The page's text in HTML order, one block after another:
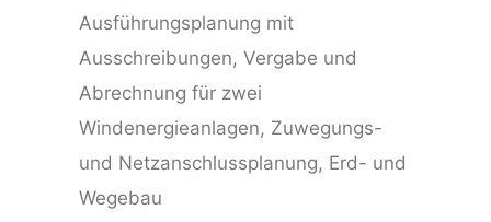
Ausführungsplanung mit
Ausschreibungen, Vergabe und
Abrechnung für zwei
Windenergieanlagen, Zuwegungs-
und Netzanschlussplanung, Erd- und
Wegebau